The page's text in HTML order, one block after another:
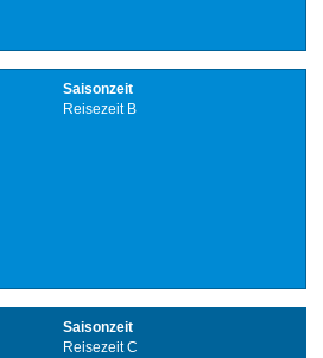
Saisonzeit
Reisezeit B
Saisonzeit
Reisezeit C